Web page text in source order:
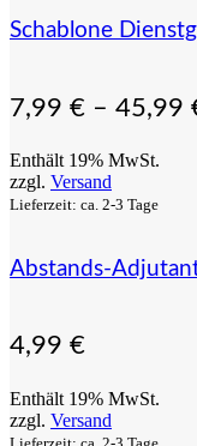
Schablone
7,99 € – 45,99
Enthält 19% MwSt.
zzgl. Versand
Lieferzeit: ca. 2-3 Tage
Abstands-
4,99 €
Enthält 19% MwSt.
zzgl. Versand